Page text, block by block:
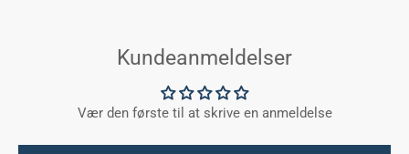
Kundeanmeldelser
Vær den første til at skrive en anmeldelse